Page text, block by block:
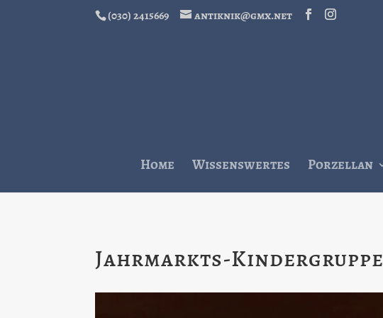
(030) 2415669 antiknik@gmx.net
Home Wissenswertes Porzellan
Jahrmarkts-Kindergruppe